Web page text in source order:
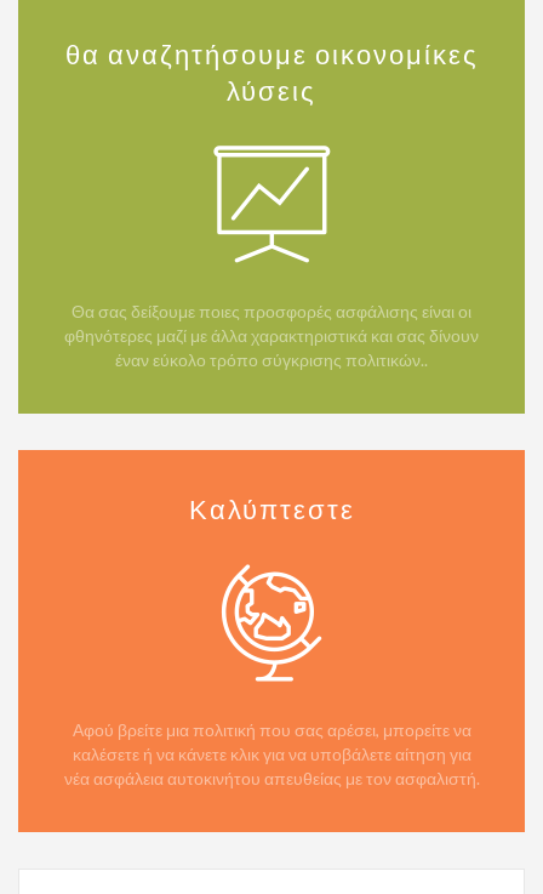
θα αναζητήσουμε οικονομίκες
λύσεις
Θα σας δείξουμε ποιες προσφορές ασφάλισης είναι οι
φθηνότερες μαζί με άλλα χαρακτηριστικά και σας δίνουν
έναν εύκολο τρόπο σύγκρισης πολιτικών..
Καλύπτεστε
Αφού βρείτε μια πολιτική που σας αρέσει, μπορείτε να
καλέσετε ή να κάνετε κλικ για να υποβάλετε αίτηση για
νέα ασφάλεια αυτοκινήτου απευθείας με τον ασφαλιστή.